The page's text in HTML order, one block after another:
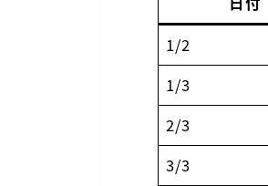
1/2
1/3
2/3
3/3